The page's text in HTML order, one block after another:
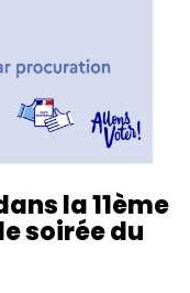
la 11ème
soirée du